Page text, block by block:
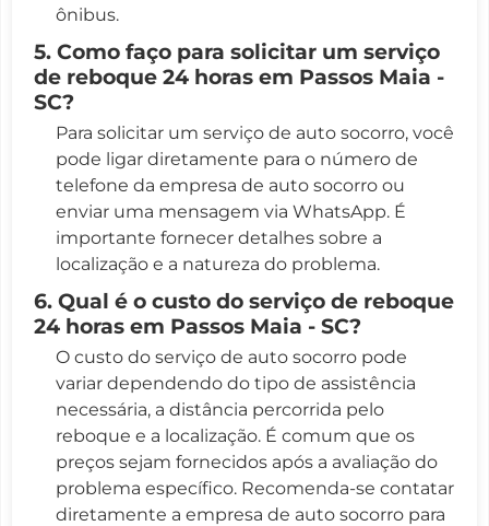
ônibus.
5. Como faço para solicitar um serviço
de reboque 24 horas em Passos Maia -
SC?
Para solicitar um serviço de auto socorro, você
pode ligar diretamente para o número de
telefone da empresa de auto socorro ou
enviar uma mensagem via WhatsApp. É
importante fornecer detalhes sobre a
localização e a natureza do problema.
6. Qual é o custo do serviço de reboque
24 horas em Passos Maia - SC?
O custo do serviço de auto socorro pode
variar dependendo do tipo de assistência
necessária, a distância percorrida pelo
reboque e a localização. É comum que os
preços sejam fornecidos após a avaliação do
problema específico. Recomenda-se contatar
diretamente a empresa de auto socorro para